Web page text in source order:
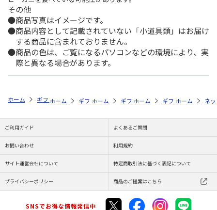
その他
商品写真はイメージです。
商品内容として記載されていない「小道具類」はお届け
する商品に含まれておりません。
商品の色は、ご覧になるパソコンなどの環境により、実
際と異なる場合があります。
ホーム ギフトストア お中元・夏ギフト特集 2026 そうめん・麺類
ホーム ギフトストア お中元・夏ギフト特集 2026
ホーム ギフトストア お中元・夏ギフト
ホーム ギフトストア お
ホーム ネ
ご利用ガイド よくあるご質問
お問い合わせ 利用規約
サイト運営会社について 特定商取引法に基づく表記について
プライバシーポリシー 商品のご提案はこちら
SNSでお得な情報発信中